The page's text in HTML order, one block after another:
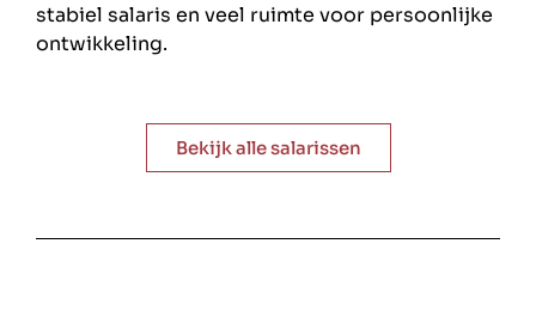
stabiel salaris en veel ruimte voor persoonlijke
ontwikkeling.
Bekijk alle salarissen